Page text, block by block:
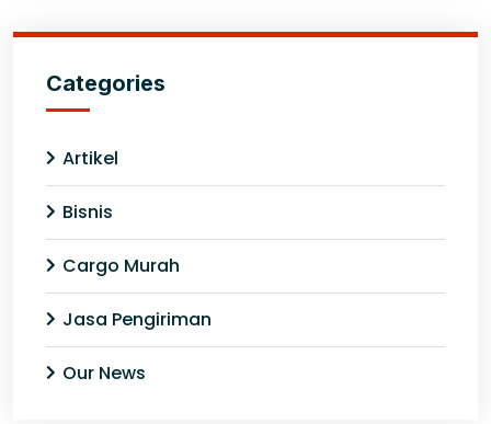
Categories
Artikel
Bisnis
Cargo Murah
Jasa Pengiriman
Our News